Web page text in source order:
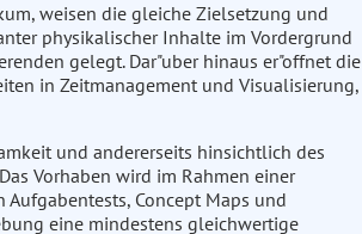
weisen die gleiche Zielsetzung und
physikalischer Inhalte im Vordergrund
gelegt. Dar"uber hinaus er"offnet die
in Zeitmanagement und Visualisierung,
und andererseits hinsichtlich des
Vorhaben wird im Rahmen einer
Concept Maps und
eine mindestens gleichwertige